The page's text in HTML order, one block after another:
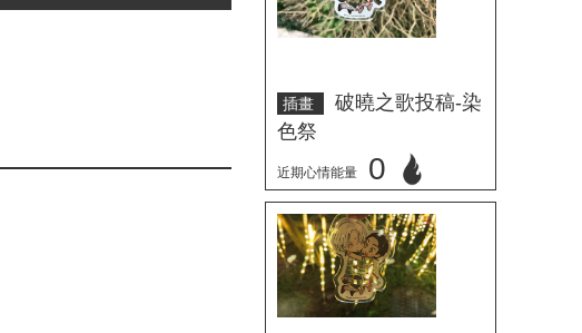
插畫
破曉之歌投稿-染
色祭
近期心情能量 0
立刻心情投票